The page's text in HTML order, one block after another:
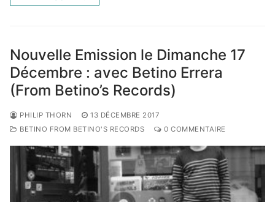
Nouvelle Emission le Dimanche 17
Décembre : avec Betino Errera
(From Betino’s Records)
PHILIP THORN
13 DÉCEMBRE 2017
BETINO FROM BETINO'S RECORDS
0 COMMENTAIRE